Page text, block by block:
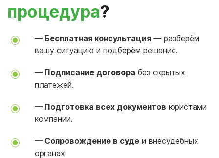
процедура?
— Бесплатная консультация — разберём
вашу ситуацию и подберём решение.
— Подписание договора без скрытых
платежей.
— Подготовка всех документов юристами
компании.
— Сопровождение в суде и внесудебных
органах.